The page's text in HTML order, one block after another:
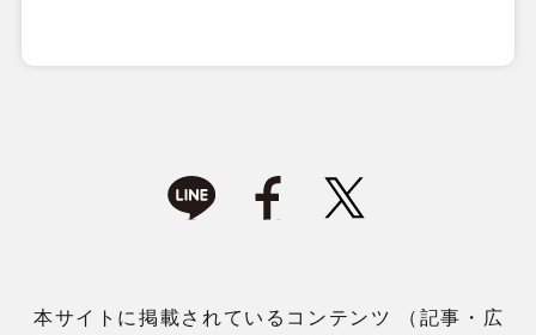
本サイトに掲載されているコンテンツ （記事・広